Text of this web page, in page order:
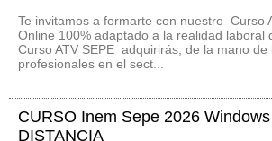
Te invitamos a formarte con nuestro Curso
Online 100% adaptado a la realidad laboral
Curso ATV SEPE adquirirás, de la mano de
profesionales en el sect...
CURSO Inem Sepe 2026
DISTANCIA